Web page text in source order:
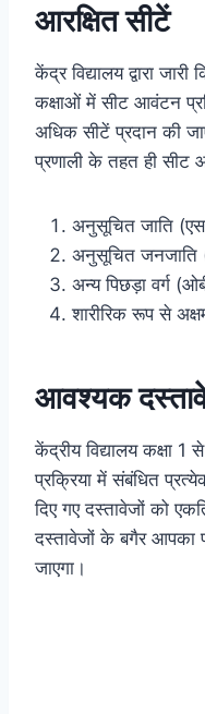
आरक्षित सीटें
केंद्र विद्यालय द्वारा
कक्षाओं में सीट आवंटन
अधिक सीटें प्रदान की
प्रणाली के तहत ही सीट
अनुसूचित जाति
अनुसूचित जनजाति
अन्य पिछड़ा वर्ग
शारीरिक रूप से
आवश्यक
केंद्रीय विद्यालय कक्षा
प्रक्रिया में संबंधित
दिए गए दस्तावेजों को
दस्तावेजों के बगैर आपका
जाएगा।